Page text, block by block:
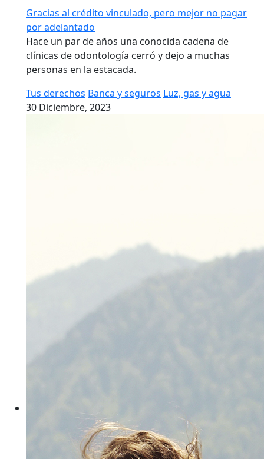
Gracias al crédito vinculado, pero mejor no pagar
por adelantado
Hace un par de años una conocida cadena de
clínicas de odontología cerró y dejo a muchas
personas en la estacada.
Tus derechos Banca y seguros Luz, gas y agua
30 Diciembre, 2023